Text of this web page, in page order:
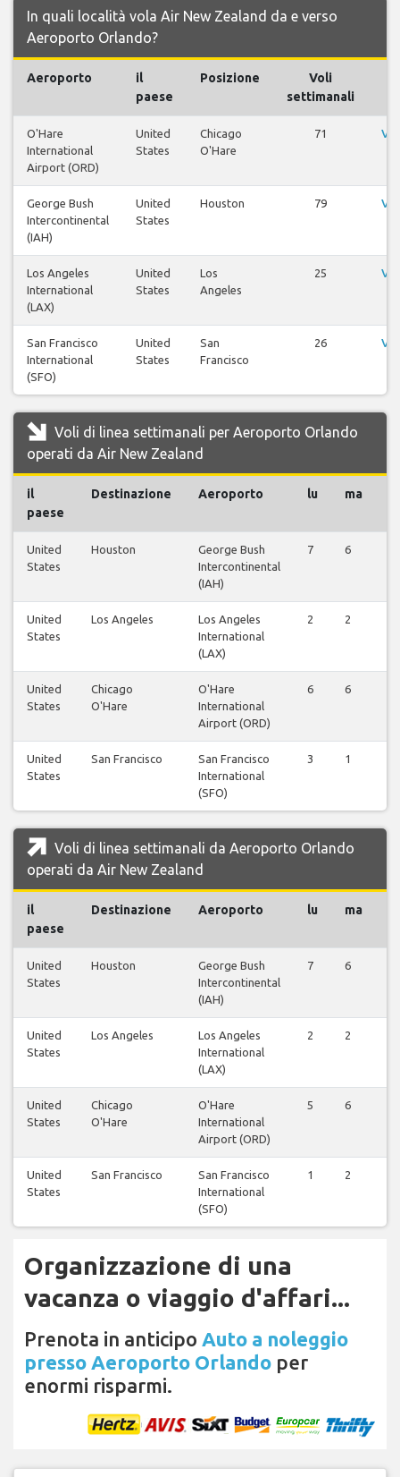
In quali località vola Air New Zealand da e verso
Aeroporto Orlando?
Aeroporto
il
paese
Posizione
Voli
settimanali
O'Hare
International
Airport (ORD)
United
States
Chicago
O'Hare
71
George Bush
Intercontinental
(IAH)
United
States
Houston 79
Los Angeles
International
(LAX)
United
States
Los
Angeles
25
San Francisco
International
(SFO)
United
States
San
Francisco
26
Voli di linea settimanali per Aeroporto Orlando
operati da Air New Zealand
il
paese
Destinazione Aeroporto lu ma
United
States
Houston
George Bush
Intercontinental
(IAH)
7 6
United
States
Los Angeles
Los Angeles
International
(LAX)
2 2
United
States
Chicago
O'Hare
O'Hare
International
Airport (ORD)
6 6
United
States
San Francisco
San Francisco
International
(SFO)
3 1
Voli di linea settimanali da Aeroporto Orlando
operati da Air New Zealand
il
paese
Destinazione Aeroporto lu ma
United
States
Houston
George Bush
Intercontinental
(IAH)
7 6
United
States
Los Angeles
Los Angeles
International
(LAX)
2 2
United
States
Chicago
O'Hare
O'Hare
International
Airport (ORD)
5 6
United
States
San Francisco
San Francisco
International
(SFO)
1 2
Organizzazione di una
vacanza o viaggio d'affari...
Prenota in anticipo Auto a noleggio
presso Aeroporto Orlando per
enormi risparmi.